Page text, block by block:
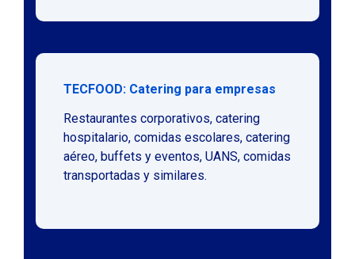
TECFOOD: Catering para empresas
Restaurantes corporativos, catering
hospitalario, comidas escolares, catering
aéreo, buffets y eventos, UANS, comidas
transportadas y similares.